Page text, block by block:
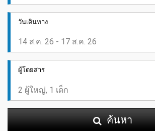
วันเดินทาง
ผู้โดยสาร
ค้นหา